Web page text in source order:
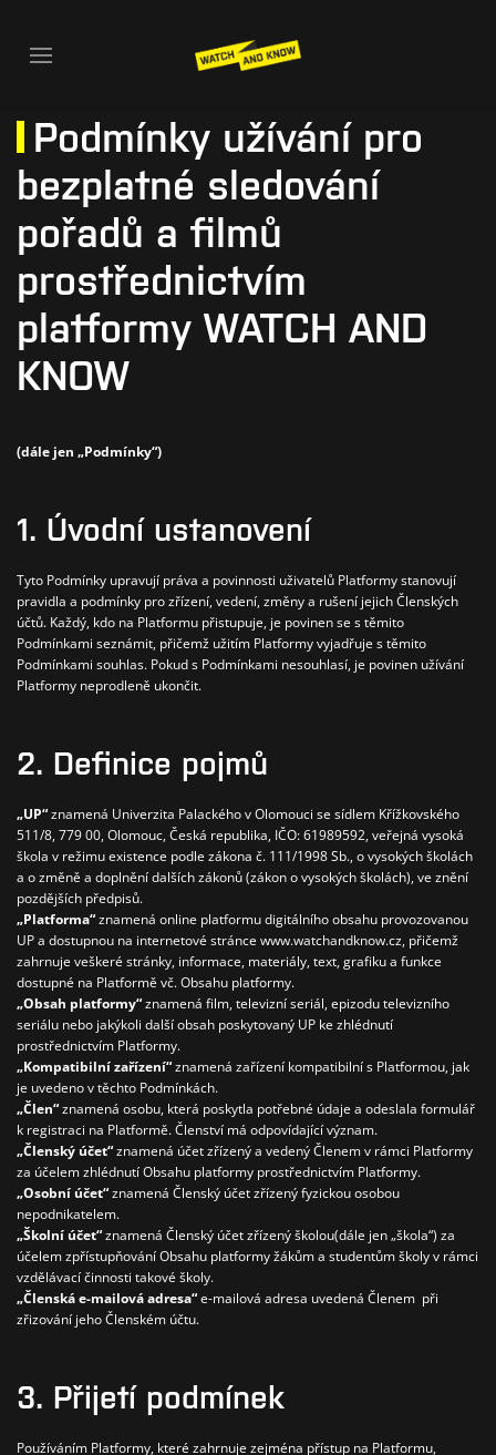
Podmínky užívání pro
bezplatné sledování
pořadů a filmů
prostřednictvím
platformy WATCH AND
KNOW
(dále jen „Podmínky“)
1. Úvodní ustanovení
Tyto Podmínky upravují práva a povinnosti uživatelů Platformy stanovují
pravidla a podmínky pro zřízení, vedení, změny a rušení jejich Členských
účtů. Každý, kdo na Platformu přistupuje, je povinen se s těmito
Podmínkami seznámit, přičemž užitím Platformy vyjadřuje s těmito
Podmínkami souhlas. Pokud s Podmínkami nesouhlasí, je povinen užívání
Platformy neprodleně ukončit.
2. Definice pojmů
„UP“znamená Univerzita Palackého v Olomouci se sídlem Křížkovského
511/8, 779 00, Olomouc, Česká republika, IČO: 61989592, veřejná vysoká
škola v režimu existence podle zákona č. 111/1998 Sb., o vysokých školách
a o změně a doplnění dalších zákonů (zákon o vysokých školách), ve znění
pozdějších předpisů.
„Platforma“znamená online platformu digitálního obsahu provozovanou
UP a dostupnou na internetové stránce www.watchandknow.cz, přičemž
zahrnuje veškeré stránky, informace, materiály, text, grafiku a funkce
dostupné na Platformě vč. Obsahu platformy.
„Obsah platformy“znamená film, televizní seriál, epizodu televizního
seriálu nebo jakýkoli další obsah poskytovaný UP ke zhlédnutí
prostřednictvím Platformy.
„Kompatibilní zařízení“znamená zařízení kompatibilní s Platformou, jak
je uvedeno v těchto Podmínkách.
„Člen“znamená osobu, která poskytla potřebné údaje a odeslala formulář
k registraci na Platformě. Členství má odpovídající význam.
„Členský účet“znamená účet zřízený a vedený Členem v rámci Platformy
za účelem zhlédnutí Obsahu platformy prostřednictvím Platformy.
„Osobní účet“znamená Členský účet zřízený fyzickou osobou
nepodnikatelem.
„Školní účet“znamená Členský účet zřízený školou(dále jen „škola“) za
účelem zpřístupňování Obsahu platformy žákům a studentům školy v rámci
vzdělávací činnosti takové školy.
„Členská e-mailová adresa“e-mailová adresa uvedená Členem při
zřizování jeho Členském účtu.
3. Přijetí podmínek
Používáním Platformy, které zahrnuje zejména přístup na Platformu,